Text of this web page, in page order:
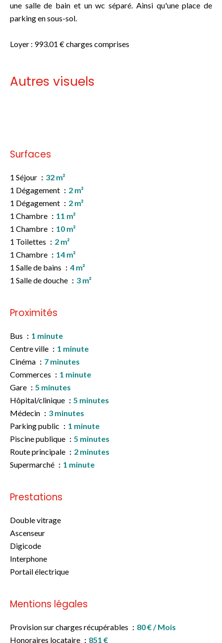
une salle de bain et un wc séparé. Ainsi qu'une place de
parking en sous-sol.
Loyer : 993.01 € charges comprises
Autres visuels
Surfaces
1 Séjour
32 m²
1 Dégagement
2 m²
1 Dégagement
2 m²
1 Chambre
11 m²
1 Chambre
10 m²
1 Toilettes
2 m²
1 Chambre
14 m²
1 Salle de bains
4 m²
1 Salle de douche
3 m²
Proximités
Bus
1 minute
Centre ville
1 minute
Cinéma
7 minutes
Commerces
1 minute
Gare
5 minutes
Hôpital/clinique
5 minutes
Médecin
3 minutes
Parking public
1 minute
Piscine publique
5 minutes
Route principale
2 minutes
Supermarché
1 minute
Prestations
Double vitrage
Ascenseur
Digicode
Interphone
Portail électrique
Mentions légales
Provision sur charges récupérables
80 € / Mois
Honoraires locataire
851 €